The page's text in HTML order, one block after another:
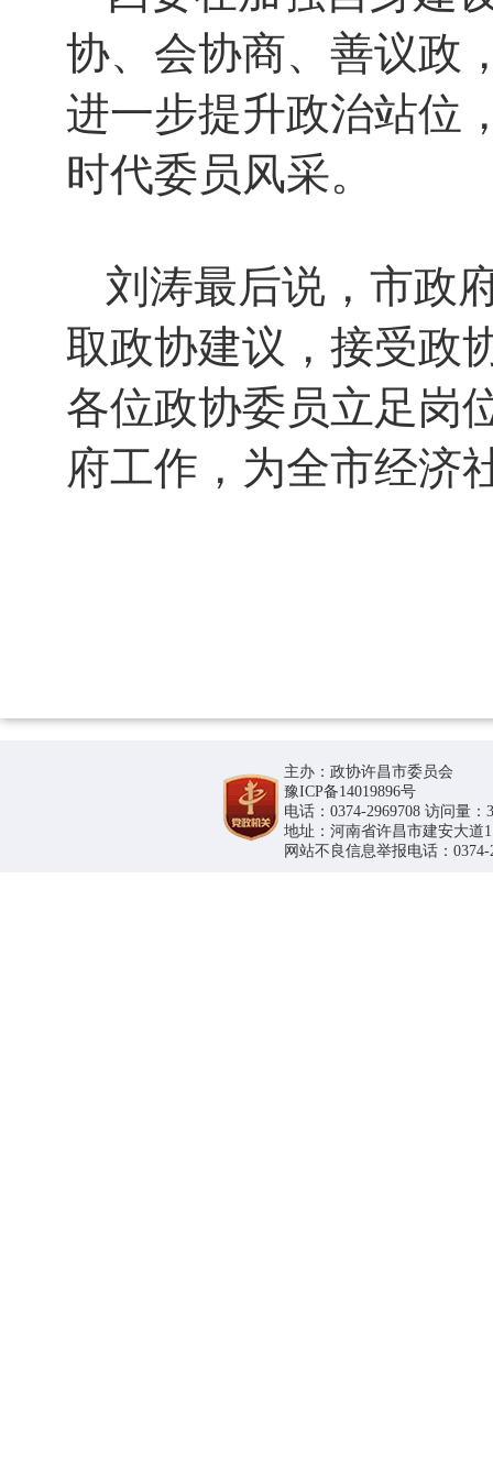
协、会协商、善议政
进一步提升政治站位
时代委员风采。
刘涛最后说，市政
取政协建议，接受政
各位政协委员立足岗
府工作，为全市经济
主办：政协许昌市委员会
豫ICP备14019896号
电话：0374-2969708 访问量：
地址：河南省许昌市建安大道
网站不良信息举报电话：